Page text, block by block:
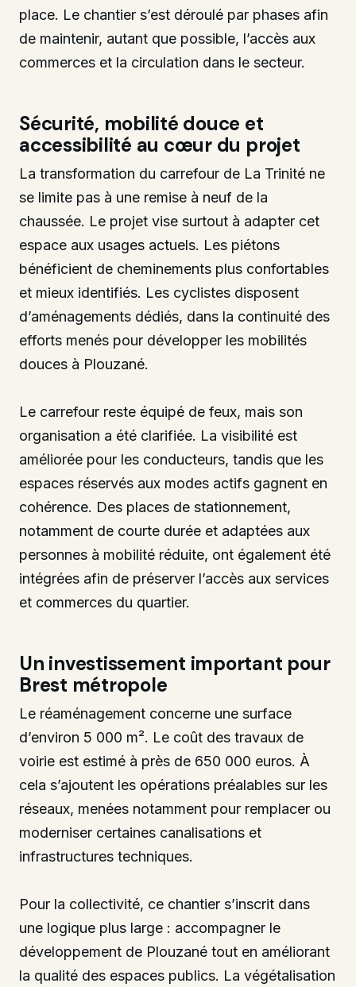
place. Le chantier s’est déroulé par phases afin
de maintenir, autant que possible, l’accès aux
commerces et la circulation dans le secteur.
Sécurité, mobilité douce et
accessibilité au cœur du projet
La transformation du carrefour de La Trinité ne
se limite pas à une remise à neuf de la
chaussée. Le projet vise surtout à adapter cet
espace aux usages actuels. Les piétons
bénéficient de cheminements plus confortables
et mieux identifiés. Les cyclistes disposent
d’aménagements dédiés, dans la continuité des
efforts menés pour développer les mobilités
douces à Plouzané.
Le carrefour reste équipé de feux, mais son
organisation a été clarifiée. La visibilité est
améliorée pour les conducteurs, tandis que les
espaces réservés aux modes actifs gagnent en
cohérence. Des places de stationnement,
notamment de courte durée et adaptées aux
personnes à mobilité réduite, ont également été
intégrées afin de préserver l’accès aux services
et commerces du quartier.
Un investissement important pour
Brest métropole
Le réaménagement concerne une surface
d’environ 5 000 m². Le coût des travaux de
voirie est estimé à près de 650 000 euros. À
cela s’ajoutent les opérations préalables sur les
réseaux, menées notamment pour remplacer ou
moderniser certaines canalisations et
infrastructures techniques.
Pour la collectivité, ce chantier s’inscrit dans
une logique plus large : accompagner le
développement de Plouzané tout en améliorant
la qualité des espaces publics. La végétalisation